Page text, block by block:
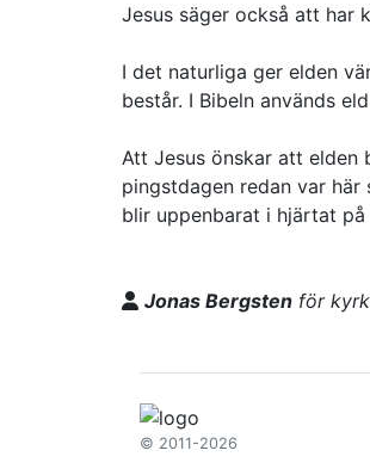
Jesus säger också att har
I det naturliga ger elden
består. I Bibeln används
Att Jesus önskar att
pingstdagen redan var
blir uppenbarat i hjärtat på
Jonas Bergsten för
© 2011-2026